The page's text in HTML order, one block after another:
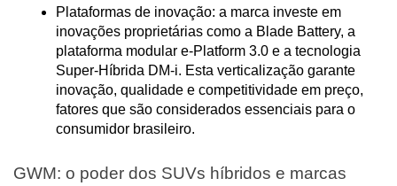
Plataformas de inovação: a marca investe em
inovações proprietárias como a Blade Battery, a
plataforma modular e-Platform 3.0 e a tecnologia
Super-Híbrida DM-i. Esta verticalização garante
inovação, qualidade e competitividade em preço,
fatores que são considerados essenciais para o
consumidor brasileiro.
GWM: o poder dos SUVs híbridos e marcas